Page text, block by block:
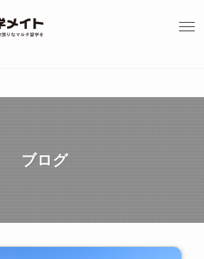
ブログ